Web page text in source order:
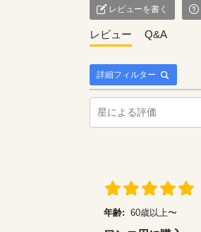
レビューを書く
レビュー Q&A
詳細フィルター
年齢: 60歳以上〜